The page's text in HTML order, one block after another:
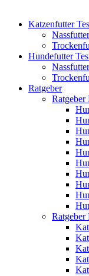
Katzenfutter
Hundefutter
Ratgeber
Ratgeber
Ratgeber